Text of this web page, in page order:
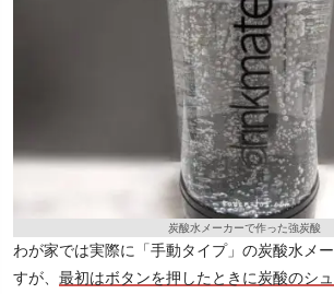
炭酸水メーカーで作った強炭酸
わが家では実際に「手動タイプ」の炭酸水メ
すが、 最初はボタンを押したときに炭酸のシ